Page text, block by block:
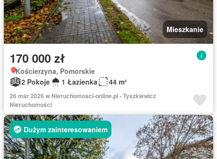
Mieszkanie
170 000 zł
Kościerzyna, Pomorskie
2 Pokoje
1 Łazienka 44 m²
26 mar 2026 w Nieruchomosci-online.pl - Tyszkiewicz
Nieruchomości
Dużym zainteresowaniem